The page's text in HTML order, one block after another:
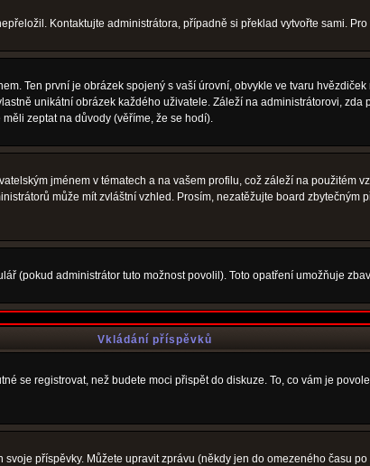
Kontaktujte administrátora, případně si překlad vytvořte sami.
Ten první je obrázek spojený s vaší úrovní, obvykle ve tvaru
unikátní obrázek každého uživatele. Záleží na administrátorovi,
zeptat na důvody (věříme, že se hodí).
jménem v tématech a na vašem profilu, což záleží na použitém
může mít zvláštní vzhled. Prosím, nezatěžujte board
(pokud administrátor tuto možnost povolil). Toto opatření umožňuje
Vkládání příspěvků
se registrovat, než budete moci přispět do diskuze. To, co vám je
příspěvky. Můžete upravit zprávu (někdy jen do omezeného času